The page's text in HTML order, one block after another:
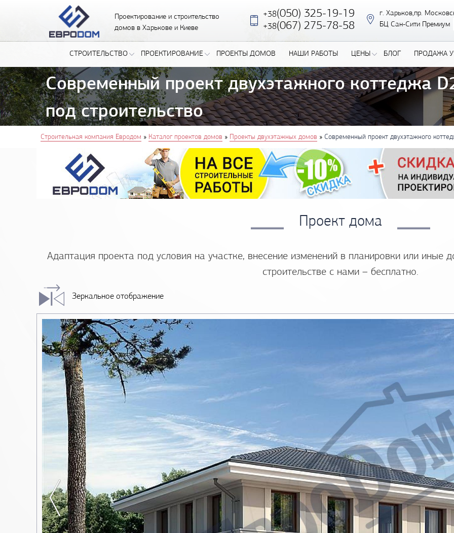
Проектирование и строительство
домов в Харькове и Киеве
+38(050) 325-19-19
+38‎(067) 275-78-58
г. Харьков,пр.
БЦ Сан-Сити Премиум
СТРОИТЕЛЬСТВО ПРОЕКТИРОВАНИЕ ПРОЕКТЫ ДОМОВ НАШИ РАБОТЫ ЦЕНЫ БЛОГ ПРОДАЖА
Современный проект двухэтажного коттеджа
под строительство
Строительная компания Евродом » Каталог проектов домов » Проекты двухэтажных домов » Современный проект двухэтажного
Проект дома
Адаптация проекта под условия на участке, внесение изменений в планировки или иные
строительстве с нами – бесплатно.
Зеркальное отображение